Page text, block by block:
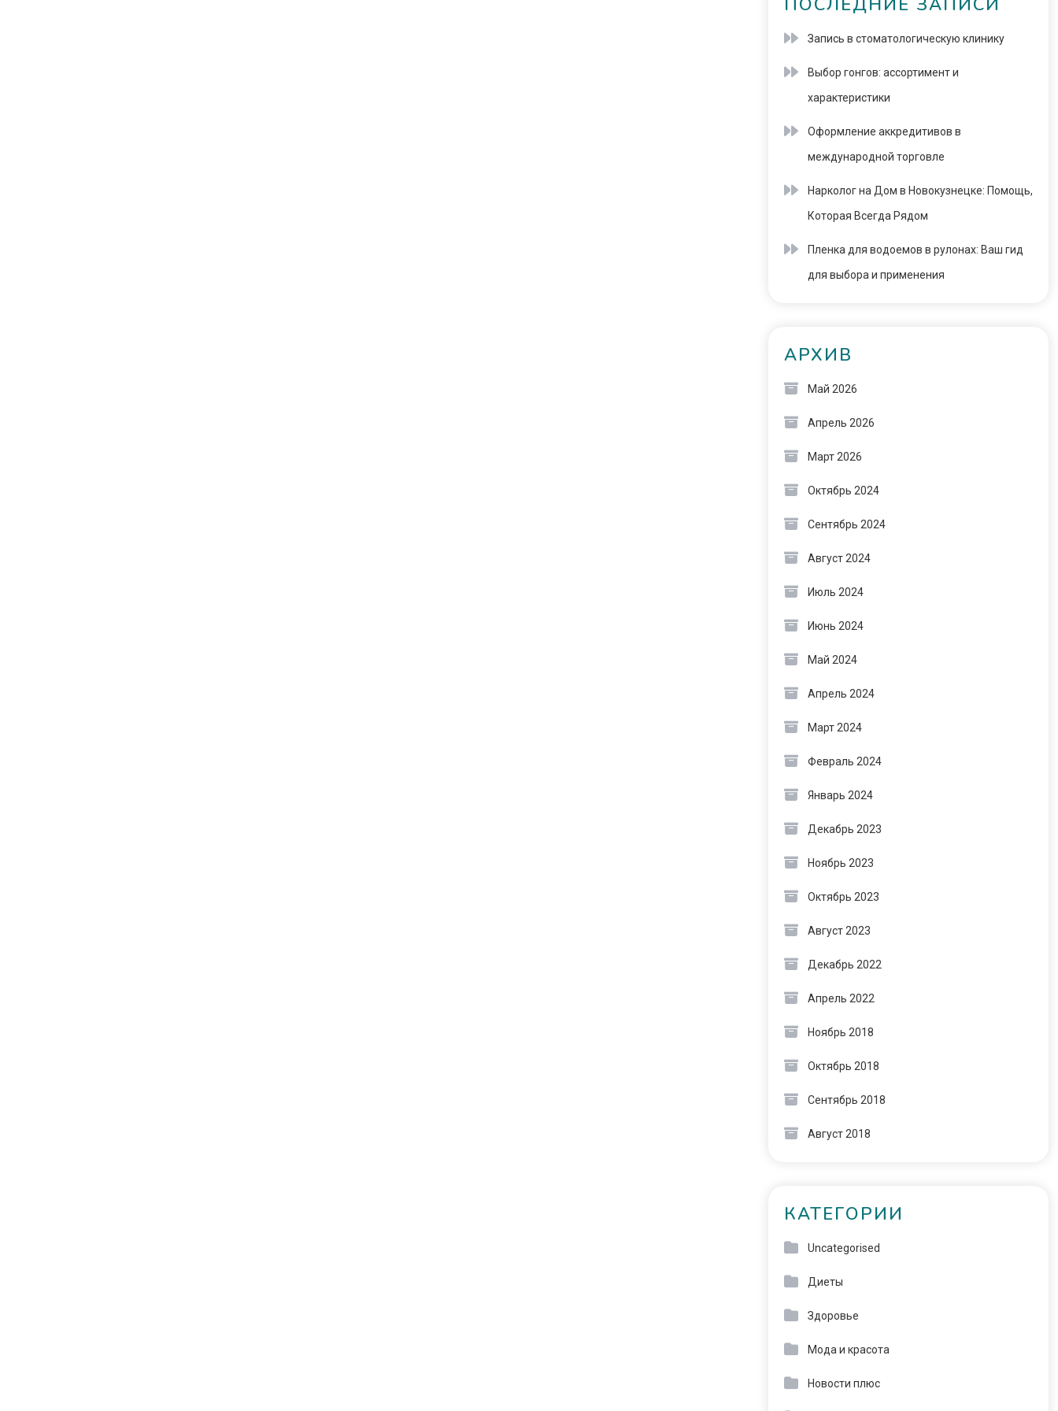
ПОСЛЕДНИЕ ЗАПИСИ
Запись в стоматологическую клинику
Выбор гонгов: ассортимент и
характеристики
Оформление аккредитивов в
международной торговле
Нарколог на Дом в Новокузнецке: Помощь,
Которая Всегда Рядом
Пленка для водоемов в рулонах: Ваш гид
для выбора и применения
АРХИВ
Май 2026
Апрель 2026
Март 2026
Октябрь 2024
Сентябрь 2024
Август 2024
Июль 2024
Июнь 2024
Май 2024
Апрель 2024
Март 2024
Февраль 2024
Январь 2024
Декабрь 2023
Ноябрь 2023
Октябрь 2023
Август 2023
Декабрь 2022
Апрель 2022
Ноябрь 2018
Октябрь 2018
Сентябрь 2018
Август 2018
КАТЕГОРИИ
Uncategorised
Диеты
Здоровье
Мода и красота
Новости плюс